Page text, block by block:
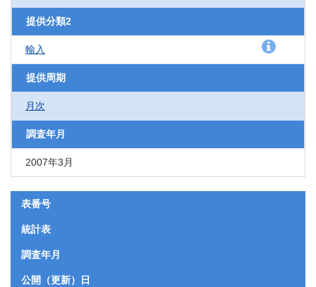
提供分類2
輸入
提供周期
月次
調査年月
2007年3月
表番号
統計表
調査年月
公開（更新）日